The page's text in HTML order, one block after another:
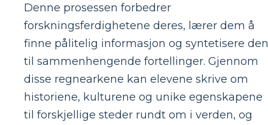
Denne prosessen forbedrer
forskningsferdighetene deres, lærer dem å
finne pålitelig informasjon og syntetisere den
til sammenhengende fortellinger. Gjennom
disse regnearkene kan elevene skrive om
historiene, kulturene og unike egenskapene
til forskjellige steder rundt om i verden, og